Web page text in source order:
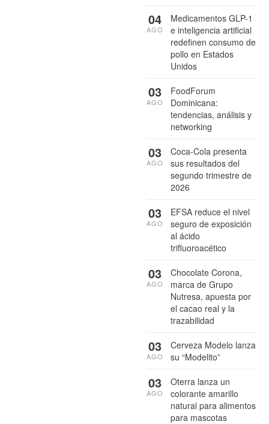
Medicamentos GLP-1
e inteligencia artificial
redefinen consumo de
pollo en Estados
Unidos
04
AGO
FoodForum
Dominicana:
tendencias, análisis y
networking
03
AGO
Coca-Cola presenta
sus resultados del
segundo trimestre de
2026
03
AGO
EFSA reduce el nivel
seguro de exposición
al ácido
trifluoroacético
03
AGO
Chocolate Corona,
marca de Grupo
Nutresa, apuesta por
el cacao real y la
trazabilidad
03
AGO
Cerveza Modelo lanza
su “Modelito”
03
AGO
Oterra lanza un
colorante amarillo
natural para alimentos
para mascotas
03
AGO